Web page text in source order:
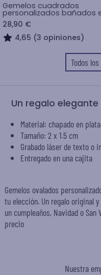
Gemelos cuadrados
personalizados bañados
28,90 €
4,65 (3 opiniones)
Todos
Un regalo
Material: chapado en plata
Tamaño: 2 x 1.5 cm
Grabado láser de texto o
Entregado en una cajita
Nuestra
Gemelos ovalados
tu elección. Un regalo original
un cumpleaños, Navidad o
precio